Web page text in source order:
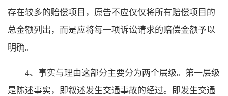
存在较多的赔偿项目，原告不应仅仅将所有赔偿项目的
总金额列出，而是应将每一项诉讼请求的赔偿金额予以
明确。
4、事实与理由这部分主要分为两个层级。第一层级
是陈述事实，即叙述发生交通事故的经过。即发生交通